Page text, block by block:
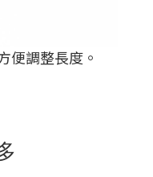
便調整長度。